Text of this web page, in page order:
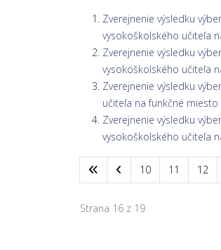
Zverejnenie výsledku
vysokoškolského učiteľa
Zverejnenie výsledku
vysokoškolského učiteľa
Zverejnenie výsledku
učiteľa na funkčné
Zverejnenie výsledku
vysokoškolského učiteľa
10 11 12
Strana 16 z 19